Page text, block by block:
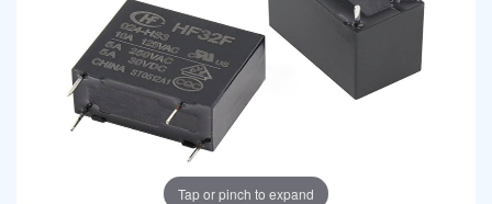
Tap or pinch to expand